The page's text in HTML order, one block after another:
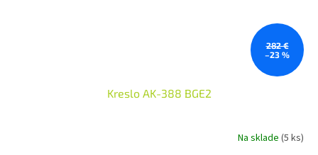
282 €
–23 %
Kreslo AK-388 BGE2
Na sklade (5 ks)